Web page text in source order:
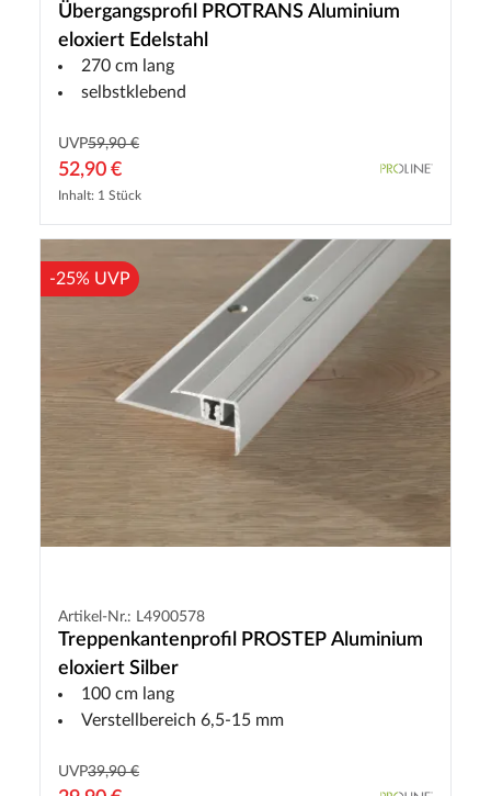
Übergangsprofil PROTRANS Aluminium
eloxiert Edelstahl
270 cm lang
selbstklebend
UVP59,90 €
52,90 €
Inhalt: 1 Stück
-25% UVP
Artikel-Nr.: L4900578
Treppenkantenprofil PROSTEP Aluminium
eloxiert Silber
100 cm lang
Verstellbereich 6,5-15 mm
UVP39,90 €